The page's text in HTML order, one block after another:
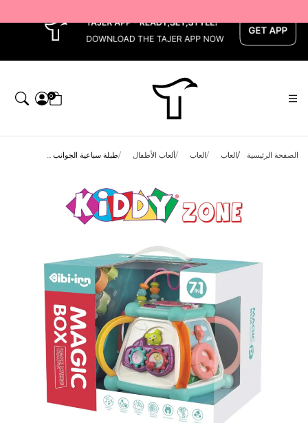
0
الصفحة الرئيسية العاب العاب ألعاب الأطفال طبلة سباعية الجوانب ...